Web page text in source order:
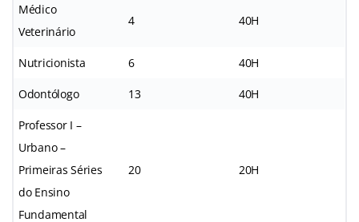
Médico
Veterinário
4 40H
Nutricionista 6 40H
Odontólogo 13 40H
Professor I –
Urbano –
Primeiras Séries
do Ensino
Fundamental
20 20H